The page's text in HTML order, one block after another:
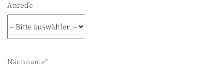
Anrede
Nachname*